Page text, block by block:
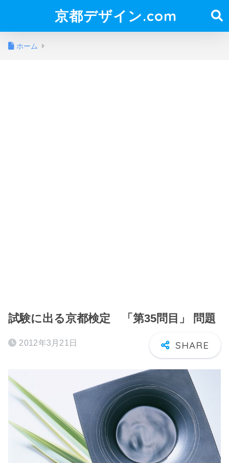
京都デザイン.com
ホーム
試験に出る京都検定 「第35問目」 問題
2012年3月21日